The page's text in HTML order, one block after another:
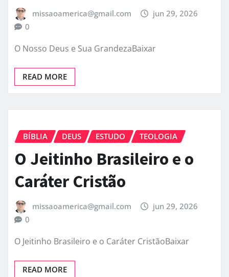
missaoamerica@gmail.com
jun 29, 2026
0
O Nosso Deus e Sua GrandezaBaixar
READ MORE
BÍBLIA DEUS ESTUDO TEOLOGIA
O Jeitinho Brasileiro e o
Caráter Cristão
missaoamerica@gmail.com
jun 29, 2026
0
O Jeitinho Brasileiro e o Caráter CristãoBaixar
READ MORE